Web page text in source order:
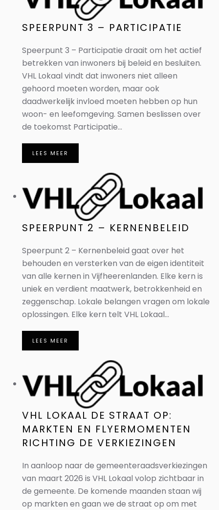
SPEERPUNT 3 – PARTICIPATIE
Speerpunt 3 – Participatie draait om het actief
betrekken van inwoners bij beleid en besluiten.
VHL Lokaal vindt dat inwoners niet alleen
gehoord moeten worden, maar ook
daadwerkelijk invloed moeten hebben op hun
woon- en leefomgeving. Samen beslissen over
de toekomst Participatie...
LEES MEER
SPEERPUNT 2 – KERNENBELEID
Speerpunt 2 – Kernenbeleid gaat over het
behouden en versterken van de eigen identiteit
van alle kernen in Vijfheerenlanden. Elke kern is
uniek en verdient maatwerk, betrokkenheid en
zeggenschap. Lokale belangen vragen om lokale
oplossingen. Elke kern telt VHL Lokaal...
LEES MEER
VHL LOKAAL DE STRAAT OP:
MARKTEN EN FLYERMOMENTEN
RICHTING DE VERKIEZINGEN
In aanloop naar de gemeenteraadsverkiezingen
van maart 2026 is VHL Lokaal volop zichtbaar in
de gemeente. De komende maanden staan wij
op markten en gaan we de straat op om met